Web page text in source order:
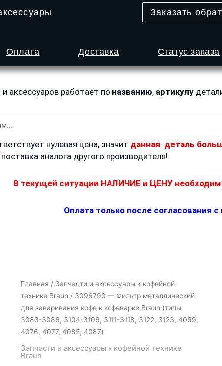
Заказать
Оплата Доставка Статус заказа
аксессуаров работает по названию, артикулу
нулевая цена, значит данная деталь
аналога другого производителя!
В текущей ситуации НАЛИЧИЕ и ЦЕНУ
Оплата только после согласования
Главная / Запчасти и аксессуары к кофейной
технике Braun / 3096790 — Фильтр металлический
для заваривания кофе к кофеварке Braun (типы
3083-3086, 3104-3106, 3111-3118, 3122, 3123, 4069,
4076, 4077, 4085, 4087)
Запчасти и аксессуары к кофейной технике
Braun
Количество
товара
3096790
-
Фильтр
для